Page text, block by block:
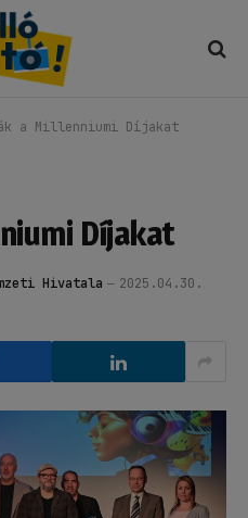
a Millenniumi Díjakat
Díjakat
Hivatala
2025.04.30.